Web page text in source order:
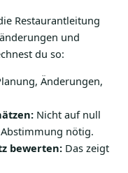
Restaurantleitung
und
du so:
Änderungen,
Nicht auf null
nötig.
bewerten: Das zeigt